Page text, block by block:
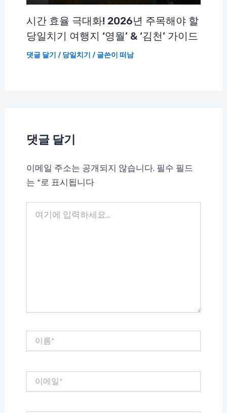
시간 효율 극대화! 2026년 주목해야 할
당일치기 여행지 ‘영월’ & ‘김천’ 가이드
댓글 달기 / 당일치기 / 글쓴이 떠남
댓글 달기
이메일 주소는 공개되지 않습니다. 필수 필드
는 * 로 표시됩니다